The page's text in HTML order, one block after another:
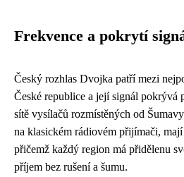
Frekvence a pokrytí
Český rozhlas Dvojka patří mezi
České republice a její signál pokrývá
sítě vysílačů rozmístěných od
na klasickém rádiovém přijímači,
přičemž každý region má přidělenu
příjem bez rušení a šumu.